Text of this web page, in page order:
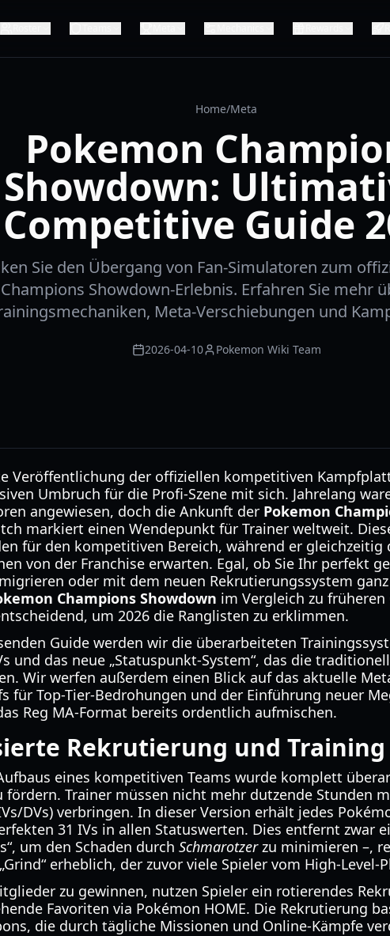
Home/Meta
Pokemon
Showdown:
Competitive Guide
Sie den Übergang von Fan-Simulatoren zum
Champions Showdown-Erlebnis. Erfahren Sie mehr
Meta-Verschiebungen und
2026-04-10 Pokemon Wiki Team
Veröffentlichung der offiziellen kompetitiven
Umbruch für die Profi-Szene mit sich. Jahrelang
angewiesen, doch die Ankunft der Pokemon
markiert einen Wendepunkt für Trainer weltweit.
für den kompetitiven Bereich, während er gleichzeitig
von der Franchise erwarten. Egal, ob Sie Ihr perfekt
oder mit dem neuen Rekrutierungssystem
Champions Showdown im Vergleich zu
um 2026 die Ranglisten zu erklimmen.
Guide werden wir die überarbeiteten
und das neue „Statuspunkt-System“, das die
Wir werfen außerdem einen Blick auf das aktuelle
für Top-Tier-Bedrohungen und der Einführung neuer
Reg MA-Format bereits ordentlich aufmischen.
Rekrutierung und Training
eines kompetitiven Teams wurde komplett
fördern. Trainer müssen nicht mehr dutzende Stunden
DVs) verbringen. In dieser Version erhält jedes
31 IVs in allen Statuswerten. Dies entfernt zwar
um den Schaden durch Schmarotzerzu minimieren –,
erheblich, der zuvor viele Spieler vom High-Level-
zu gewinnen, nutzen Spieler ein rotierendes
Favoriten via Pokémon HOME. Die Rekrutierung
die durch tägliche Missionen und Online-Kämpfe